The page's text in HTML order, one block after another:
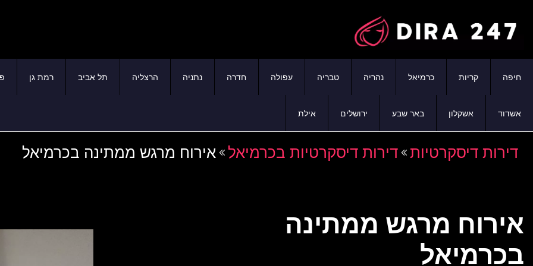
חיפה קריות כרמיאל נהריה טבריה עפולה חדרה נתניה הרצליה תל אביב רמת גן
אשדוד אשקלון באר שבע ירושלים אילת
דירות דיסקרטיות דירות דיסקרטיות בכרמיאל אירוח מרגש ממתינה בכרמיאל
אירוח מרגש ממתינה
בכרמיאל